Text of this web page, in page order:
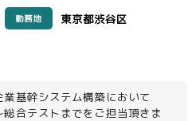
勤務地 東京都渋谷区
業基幹システム構築において
総合テストまでをご担当頂きま